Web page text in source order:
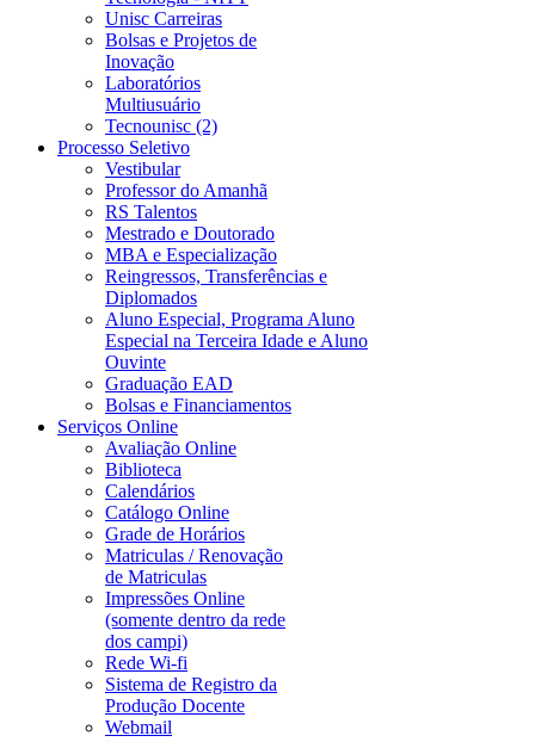
Unisc Carreiras
Bolsas e Projetos de
Inovação
Laboratórios
Multiusuário
Tecnounisc (2)
Processo Seletivo
Vestibular
Professor do Amanhã
RS Talentos
Mestrado e Doutorado
MBA e Especialização
Reingressos, Transferências e
Diplomados
Aluno Especial, Programa Aluno
Especial na Terceira Idade e Aluno
Ouvinte
Graduação EAD
Bolsas e Financiamentos
Serviços Online
Avaliação Online
Biblioteca
Calendários
Catálogo Online
Grade de Horários
Matriculas / Renovação
de Matriculas
Impressões Online
(somente dentro da rede
dos campi)
Rede Wi-fi
Sistema de Registro da
Produção Docente
Webmail